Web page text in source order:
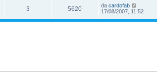
3 5620 da cardofab
17/08/2007, 11:52